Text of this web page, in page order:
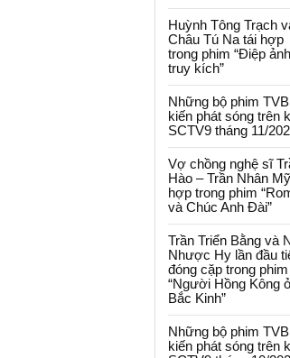
Huỳnh Tông Trạch
Châu Tú Na tái hợp
trong phim “Điệp ảnh
truy kích”
Những bộ phim
kiến phát sóng trên
SCTV9 tháng 11/
Vợ chồng nghệ sĩ
Hào – Trần Nhân
hợp trong phim
và Chúc Anh Đài”
Trần Triển Bằng và
Nhược Hy lần đầu
đóng cặp trong phim
“Người Hồng Kông
Bắc Kinh”
Những bộ phim
kiến phát sóng trên